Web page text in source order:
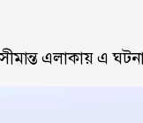
এলাকায় এ